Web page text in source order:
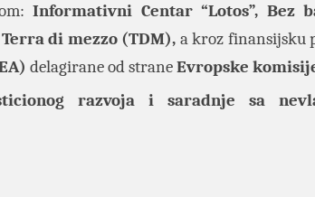
Informativni Centar “Lotos”, Bez
di mezzo (TDM), a kroz finansijsku
delagirane od straneEvropske
razvoja i saradnje sa